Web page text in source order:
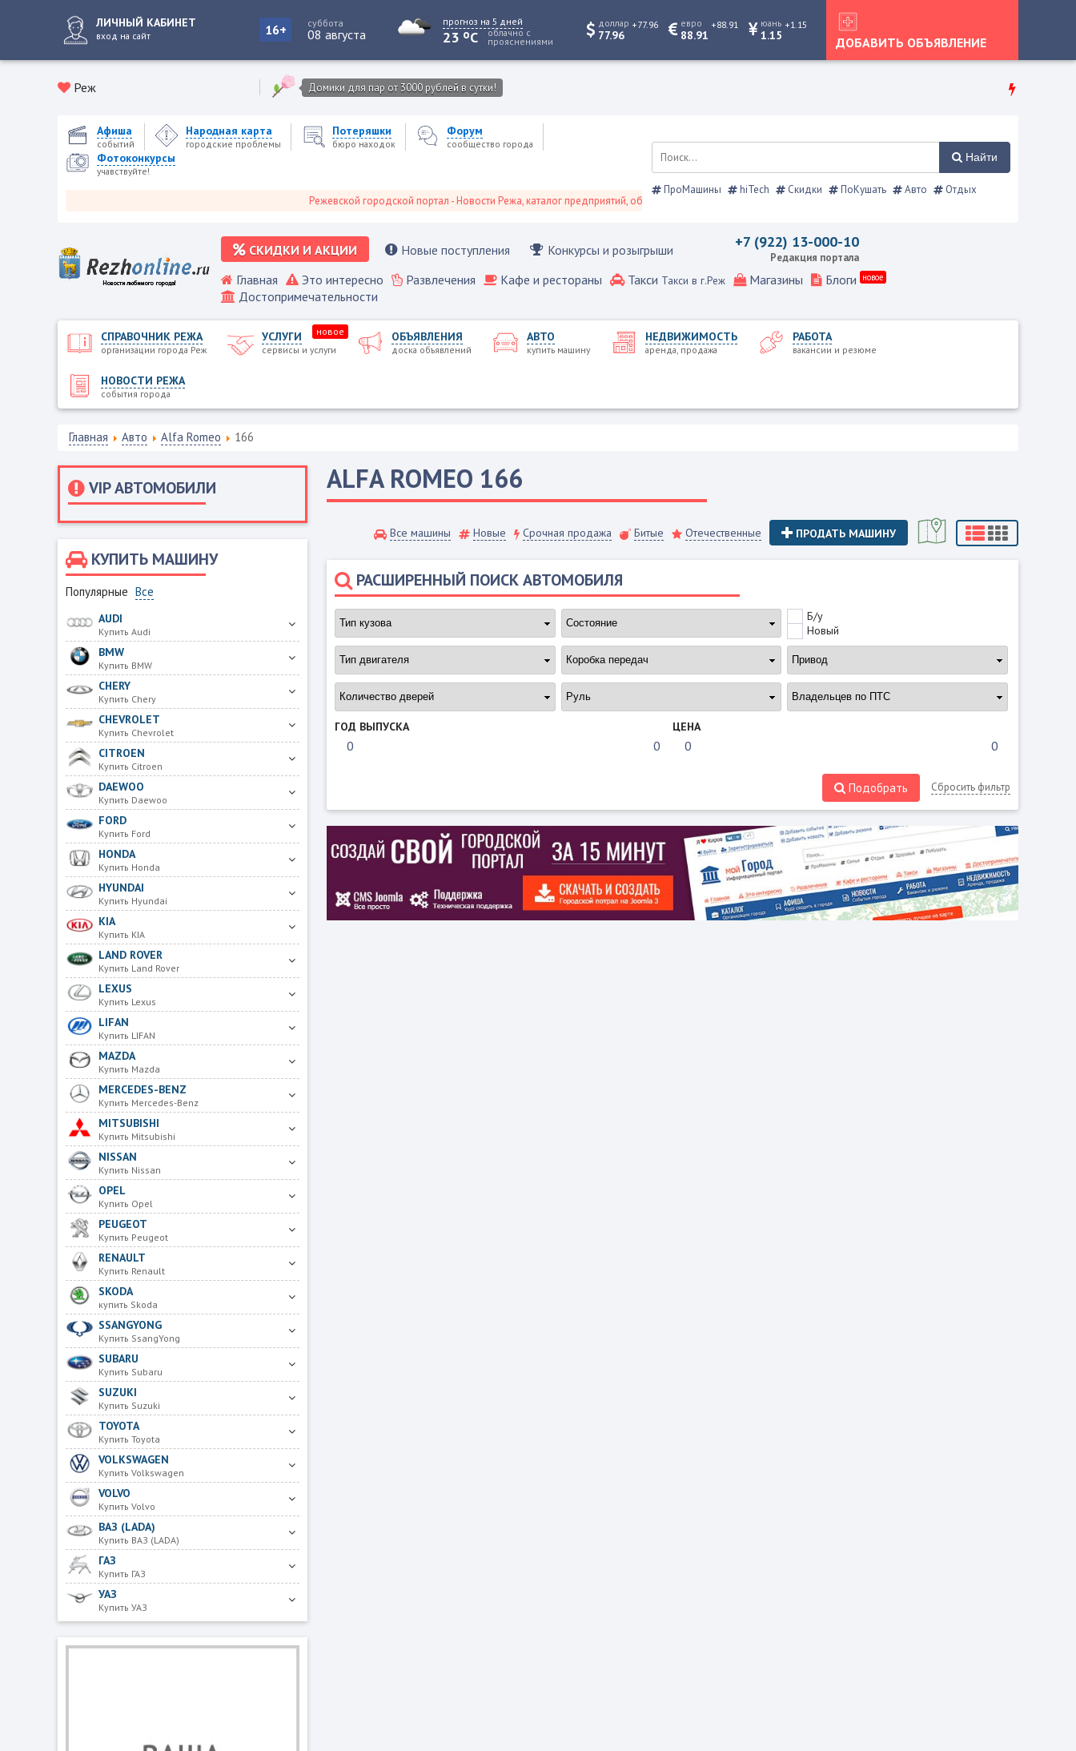
ЛИЧНЫЙ КАБИНЕТ
вход на сайт 16+ суббота
08 августа
прогноз на 5 дней
23 oC облачно с
прояснениями
доллар
77.96
+77.96 евро
88.91
+88.91 юань
1.15
+1.15
ДОБАВИТЬ ОБЪЯВЛЕНИЕ
Реж Домики для пар от 3000 рублей в сутки!
Афиша
событий
Народная карта
городские проблемы
Потеряшки
бюро находок
Форум
сообщество города
Фотоконкурсы
учавствуйте!
Режевской городской портал - Новости Режа, каталог предприятий, объявления, Режевской справочник
Найти
ПроМашины hiTech Скидки ПоКушать Авто Отдых
СКИДКИ И АКЦИИ Новые поступления Конкурсы и розыгрыши +7 (922) 13-000-10
Редакция портала
Главная Это интересно Развлечения Кафе и рестораны Такси Такси в г.Реж Магазины Блоги новое
Достопримечательности
СПРАВОЧНИК РЕЖА
организации города Реж
УСЛУГИ
сервисы и услуги
новое ОБЪЯВЛЕНИЯ
доска объявлений
АВТО
купить машину
НЕДВИЖИМОСТЬ
аренда, продажа
РАБОТА
вакансии и резюме
НОВОСТИ РЕЖА
события города
Главная Авто Alfa Romeo 166
VIP АВТОМОБИЛИ
КУПИТЬ МАШИНУ
Популярные Все
AUDI
Купить Audi
BMW
Купить BMW
CHERY
Купить Chery
CHEVROLET
Купить Chevrolet
CITROEN
Купить Citroen
DAEWOO
Купить Daewoo
FORD
Купить Ford
HONDA
Купить Honda
HYUNDAI
Купить Hyundai
KIA
Купить KIA
LAND ROVER
Купить Land Rover
LEXUS
Купить Lexus
LIFAN
Купить LIFAN
MAZDA
Купить Mazda
MERCEDES-BENZ
Купить Mercedes-Benz
MITSUBISHI
Купить Mitsubishi
NISSAN
Купить Nissan
OPEL
Купить Opel
PEUGEOT
Купить Peugeot
RENAULT
Купить Renault
SKODA
купить Skoda
SSANGYONG
Купить SsangYong
SUBARU
Купить Subaru
SUZUKI
Купить Suzuki
TOYOTA
Купить Toyota
VOLKSWAGEN
Купить Volkswagen
VOLVO
Купить Volvo
ВАЗ (LADA)
Купить ВАЗ (LADA)
ГАЗ
Купить ГАЗ
УАЗ
Купить УАЗ
ALFA ROMEO 166
Все машины Новые Срочная продажа Битые Отечественные ПРОДАТЬ МАШИНУ
РАСШИРЕННЫЙ ПОИСК АВТОМОБИЛЯ
Б/у
Новый
ГОД ВЫПУСКА ЦЕНА
Подобрать Сбросить фильтр